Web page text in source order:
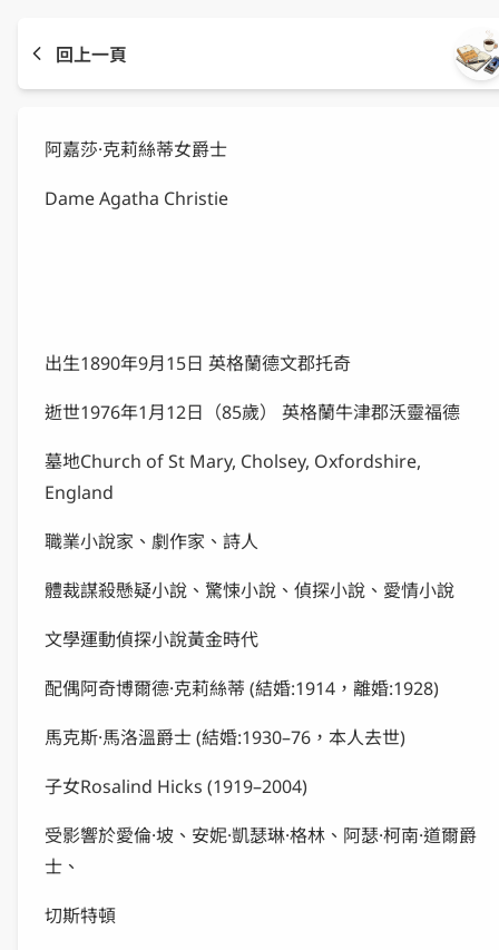
回上一頁
阿嘉莎·克莉絲蒂女爵士
Dame Agatha Christie
出生1890年9月15日 英格蘭德文郡托奇
逝世1976年1月12日（85歲） 英格蘭牛津郡沃靈福德
墓地Church of St Mary, Cholsey, Oxfordshire,
England
職業小說家、劇作家、詩人
體裁謀殺懸疑小說、驚悚小說、偵探小說、愛情小說
文學運動偵探小說黃金時代
配偶阿奇博爾德·克莉絲蒂 (結婚:1914，離婚:1928)
馬克斯·馬洛溫爵士 (結婚:1930–76，本人去世)
子女Rosalind Hicks (1919–2004)
受影響於愛倫·坡、安妮·凱瑟琳·格林、阿瑟·柯南·道爾爵
士、
切斯特頓